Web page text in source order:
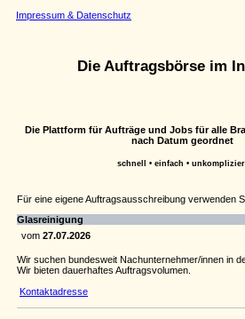
Impressum & Datenschutz
Die Auftragsbörse im
Die Plattform für Aufträge und Jobs für alle
nach Datum geordnet
schnell • einfach •
Für eine eigene Auftragsausschreibung verwenden
Glasreinigung
vom 27.07.2026
Wir suchen bundesweit Nachunternehmer/innen in
Wir bieten dauerhaftes Auftragsvolumen.
Kontaktadresse